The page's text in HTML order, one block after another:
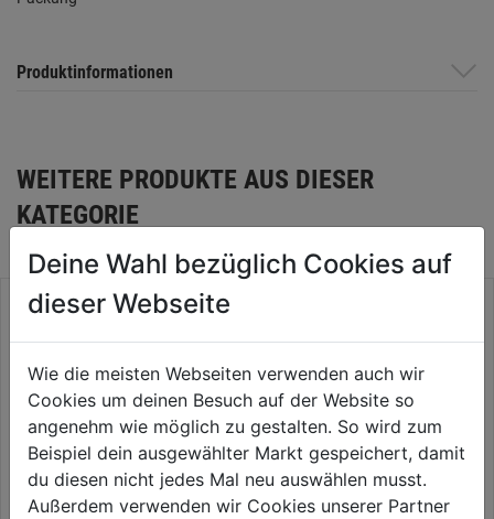
Produktinformationen
WEITERE PRODUKTE AUS DIESER
KATEGORIE
Deine Wahl bezüglich Cookies auf
dieser Webseite
Wie die meisten Webseiten verwenden auch wir
Cookies um deinen Besuch auf der Website so
angenehm wie möglich zu gestalten. So wird zum
Beispiel dein ausgewählter Markt gespeichert, damit
du diesen nicht jedes Mal neu auswählen musst.
Außerdem verwenden wir Cookies unserer Partner